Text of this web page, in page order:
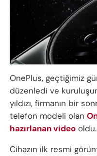
OnePlus, geçtiğimiz
düzenledi ve
yıldızı, firmanın bir
telefon modeli olan
hazırlanan video oldu.
Cihazın ilk resmi